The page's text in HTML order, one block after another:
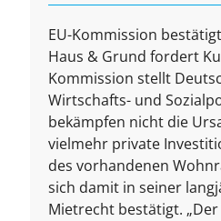
EU-Kommission
Haus & Grund fordert
Kommission stellt
Wirtschafts- und
bekämpfen nicht die
vielmehr private
des vorhandenen
sich damit in seiner
Mietrecht bestätigt.